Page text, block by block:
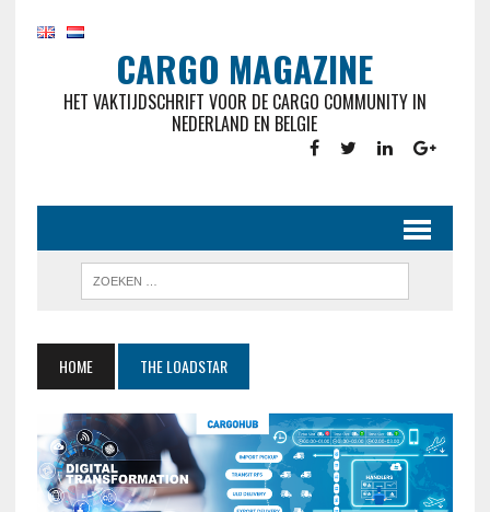
CARGO MAGAZINE
HET VAKTIJDSCHRIFT VOOR DE CARGO COMMUNITY IN
NEDERLAND EN BELGIE
HOME THE LOADSTAR